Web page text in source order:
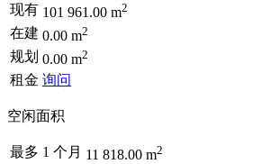
现有 101 961.00 m2
在建 0.00 m2
规划 0.00 m2
租金 询问
空闲面积
最多 1 个月 11 818.00 m2